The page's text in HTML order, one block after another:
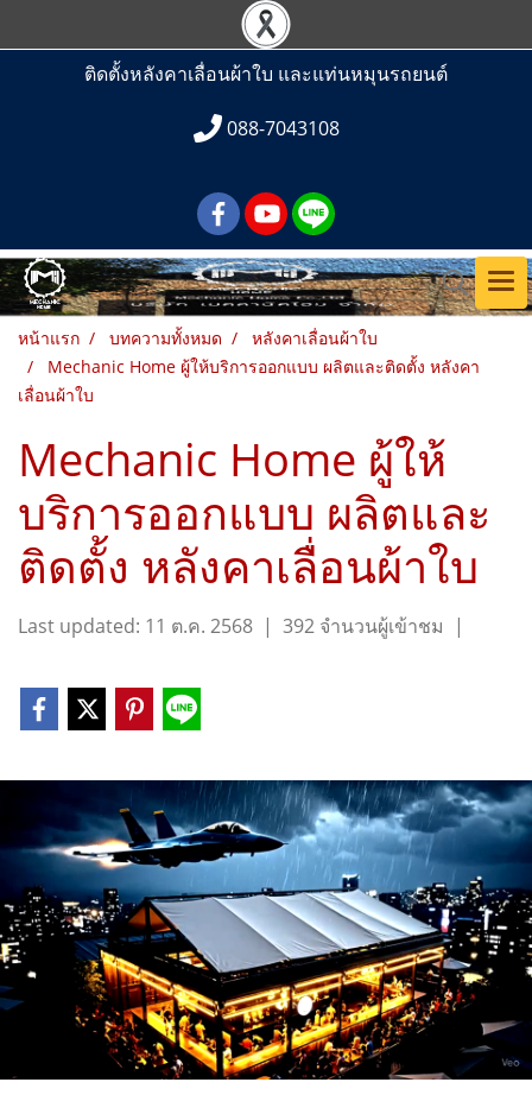
ติดตั้งหลังคาเลื่อนผ้าใบ และแท่นหมุนรถยนต์
088-7043108
หน้าแรก บทความทั้งหมด
หลังคาเลื่อนผ้าใบ
Mechanic Home ผู้ให้บริการออกแบบ ผลิตและติดตั้ง หลังคา
เลื่อนผ้าใบ
Mechanic Home ผู้ให้
บริการออกแบบ ผลิตและ
ติดตั้ง หลังคาเลื่อนผ้าใบ
Last updated: 11 ต.ค. 2568 | 392 จำนวนผู้เข้าชม |